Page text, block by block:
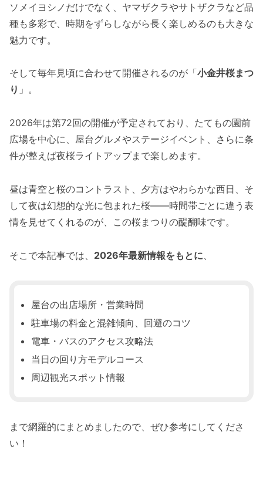
ソメイヨシノだけでなく、ヤマザクラやサトザクラなど品
種も多彩で、時期をずらしながら長く楽しめるのも大きな
魅力です。
そして毎年見頃に合わせて開催されるのが「小金井桜まつ
り 」。
2026年は第72回の開催が予定されており、たてもの園前
広場を中心に、屋台グルメやステージイベント、さらに条
件が整えば夜桜ライトアップまで楽しめます。
昼は青空と桜のコントラスト、夕方はやわらかな西日、そ
して夜は幻想的な光に包まれた桜――時間帯ごとに違う表
情を見せてくれるのが、この桜まつりの醍醐味です。
そこで本記事では、 2026年最新情報をもとに
屋台の出店場所・営業時間
駐車場の料金と混雑傾向、回避のコツ
電車・バスのアクセス攻略法
当日の回り方モデルコース
周辺観光スポット情報
まで網羅的にまとめましたので、ぜひ参考にしてくださ
い！